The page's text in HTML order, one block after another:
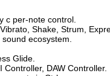
с per-note control.
Shake, Strum,
ecosystem.
Glide.
DAW Controller.